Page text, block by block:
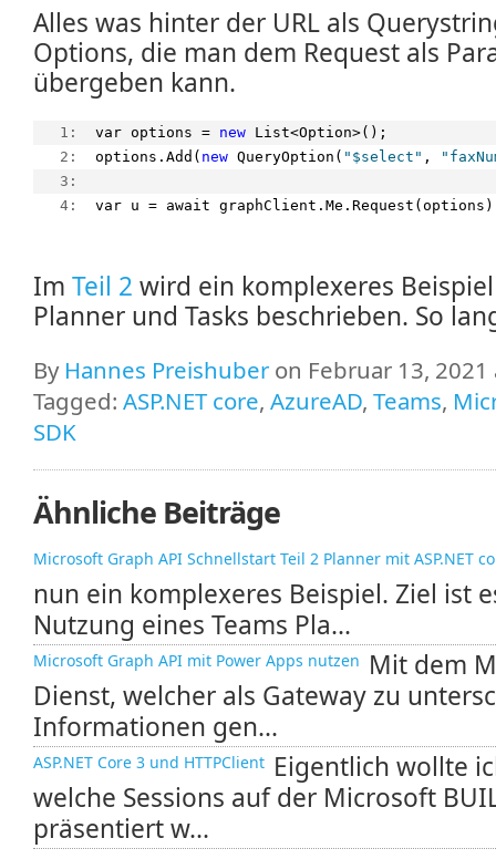
Alles was hinter der URL als
Options, die man dem Request als
übergeben kann.
   1:
var options = new List<Option>();
   2:
options.Add( new QueryOption( "$select" ,
   3:
   4:
var u = await
Im Teil 2 wird ein komplexeres
Planner und Tasks beschrieben. So
By Hannes Preishuber on Februar 13, 2021
Tagged: ASP.NET core, AzureAD, Teams,
SDK
Ähnliche Beiträge
Microsoft Graph API Schnellstart Teil 2 Planner mit ASP.NET
nun ein komplexeres Beispiel. Ziel ist
Nutzung eines Teams Pla...
Microsoft Graph API mit Power Apps nutzen Mit dem
Dienst, welcher als Gateway zu
Informationen gen...
ASP.NET Core 3 und HTTPClient Eigentlich wollte
welche Sessions auf der Microsoft
präsentiert w...